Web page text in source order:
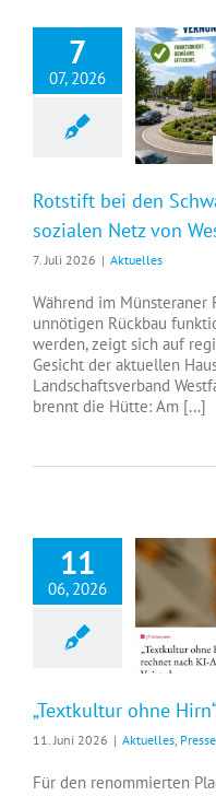
7
07, 2026
Rotstift bei den
sozialen Netz von
7. Juli 2026 | Aktuelles
Während im
unnötigen Rückbau
werden, zeigt sich auf
Gesicht der aktuellen
Landschaftsverband
brennt die Hütte: Am [...]
11
06, 2026
„Textkultur ohne
11. Juni 2026 | Aktuelles
Für den renommierten